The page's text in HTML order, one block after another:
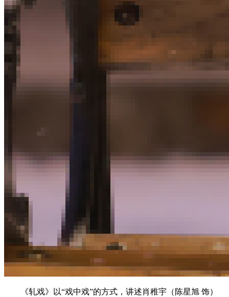
《轧戏》以“戏中戏”的方式，讲述肖稚宇（陈星旭 饰）